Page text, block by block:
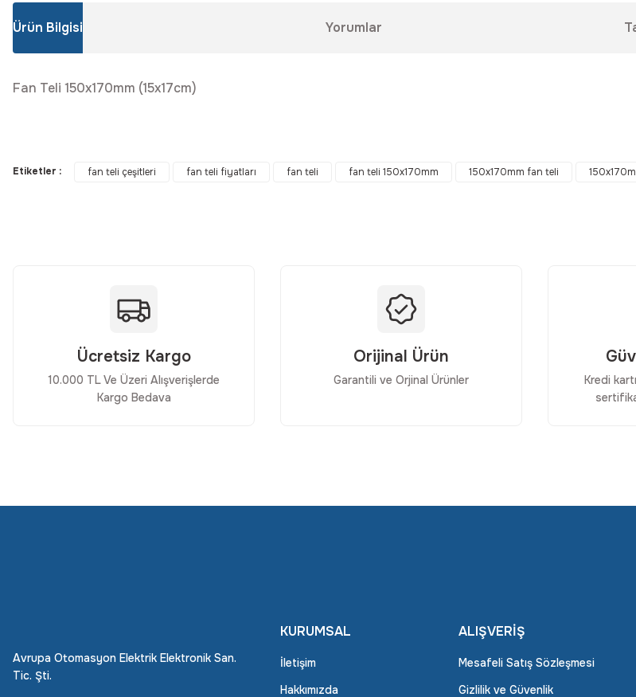
Ürün Bilgisi Yorumlar
Fan Teli 150x170mm (15x17cm)
Bu ürüne benzer farklı alternatifler olmalı.
Etiketler : fan teli çeşitleri fan teli fiyatları fan teli fan teli 150x170mm 150x170mm fan teli
Ücretsiz Kargo
10.000 TL Ve Üzeri Alışverişlerde
Kargo Bedava
Orijinal Ürün
Garantili ve Orjinal Ürünler
Kredi
Avrupa Otomasyon Elektrik Elektronik San.
Tic. Şti.
KURUMSAL
İletişim
Hakkımızda
ALIŞVERİŞ
Mesafeli Satış Sözleşmesi
Gizlilik ve Güvenlik